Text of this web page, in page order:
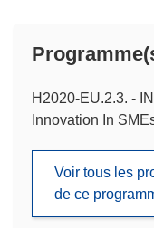
H2020-EU.2.3. -
Innovation In
Voir tous les
de ce